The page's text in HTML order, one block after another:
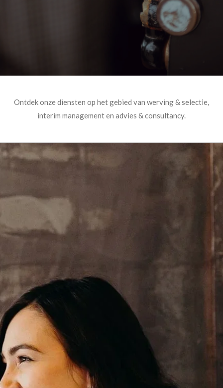
Ontdek onze diensten op het gebied van werving & selectie,
interim management en advies & consultancy.